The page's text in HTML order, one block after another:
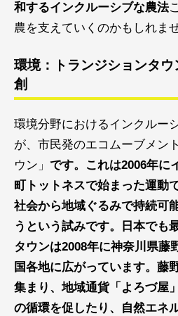
和するインクルーシブな農法
農を支えていくのかもしれませ
環境：トランジションタ
創
環境分野におけるインクルー
が、市民発のエコムーブメン
ウン」 です。これは2006年に
町トットネスで始まった運動
社会から地域ぐるみで持続可
うという試みです。日本でも
タウンは2008年に神奈川県藤
国各地に広がっています。藤
集まり、地域通貨「よろづ屋
の循環を促したり、自然エネ